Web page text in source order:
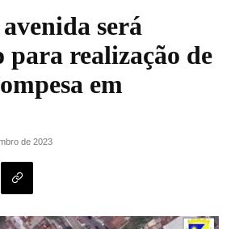
será
para realização de
em
de 2023